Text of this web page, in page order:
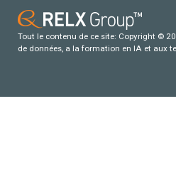
Tout le contenu de ce site: Copyright ©
de données, a la formation en IA et aux